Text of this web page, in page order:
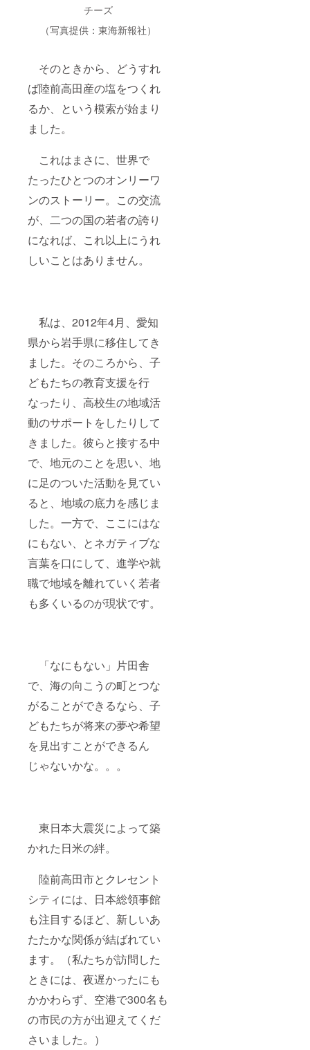
チーズ
（写真提供：東海新報社）
そのときから、どうすれ
ば陸前高田産の塩をつくれ
るか、という模索が始まり
ました。
これはまさに、世界で
たったひとつのオンリーワ
ンのストーリー。この交流
が、二つの国の若者の誇り
になれば、これ以上にうれ
しいことはありません。
私は、2012年4月、愛知
県から岩手県に移住してき
ました。そのころから、子
どもたちの教育支援を行
なったり、高校生の地域活
動のサポートをしたりして
きました。彼らと接する中
で、地元のことを思い、地
に足のついた活動を見てい
ると、地域の底力を感じま
した。一方で、ここにはな
にもない、とネガティブな
言葉を口にして、進学や就
職で地域を離れていく若者
も多くいるのが現状です。
「なにもない」片田舎
で、海の向こうの町とつな
がることができるなら、子
どもたちが将来の夢や希望
を見出すことができるん
じゃないかな。。。
東日本大震災によって築
かれた日米の絆。
陸前高田市とクレセント
シティには、日本総領事館
も注目するほど、新しいあ
たたかな関係が結ばれてい
ます。（私たちが訪問した
ときには、夜遅かったにも
かかわらず、空港で300名も
の市民の方が出迎えてくだ
さいました。）